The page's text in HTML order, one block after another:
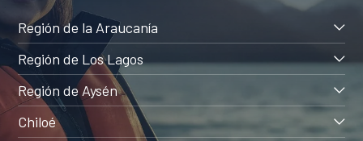
Región de la Araucanía
Región de Los Lagos
Región de Aysén
Chiloé